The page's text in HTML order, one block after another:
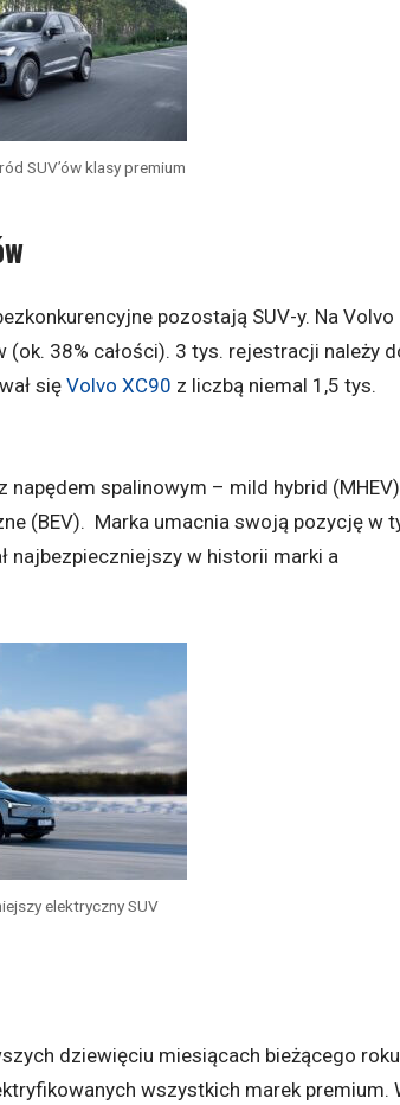
SUV’ów klasy premium
pozostają SUV-y. Na Volvo
38% całości). 3 tys. rejestracji należy
się Volvo XC90 z liczbą niemal 1,5 tys.
spalinowym – mild hybrid (MHEV)
(BEV). Marka umacnia swoją pozycję w
najbezpieczniejszy w historii marki a
elektryczny SUV
dziewięciu miesiącach bieżącego roku
wszystkich marek premium.